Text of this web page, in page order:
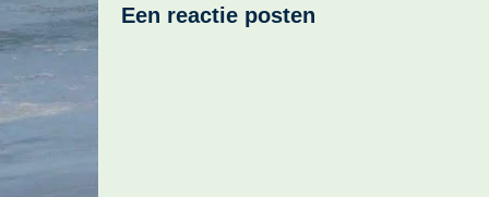
Een reactie posten